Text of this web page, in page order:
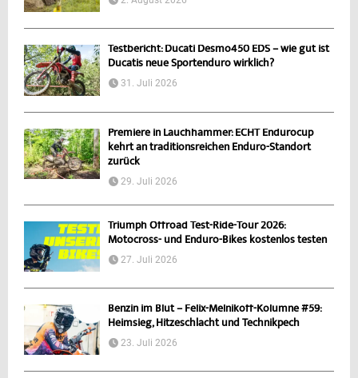
Testbericht: Ducati Desmo450 EDS – wie gut ist
Ducatis neue Sportenduro wirklich?
31. Juli 2026
Premiere in Lauchhammer: ECHT Endurocup
kehrt an traditionsreichen Enduro-Standort
zurück
29. Juli 2026
Triumph Offroad Test-Ride-Tour 2026:
Motocross- und Enduro-Bikes kostenlos testen
27. Juli 2026
Benzin im Blut – Felix-Melnikoff-Kolumne #59:
Heimsieg, Hitzeschlacht und Technikpech
23. Juli 2026